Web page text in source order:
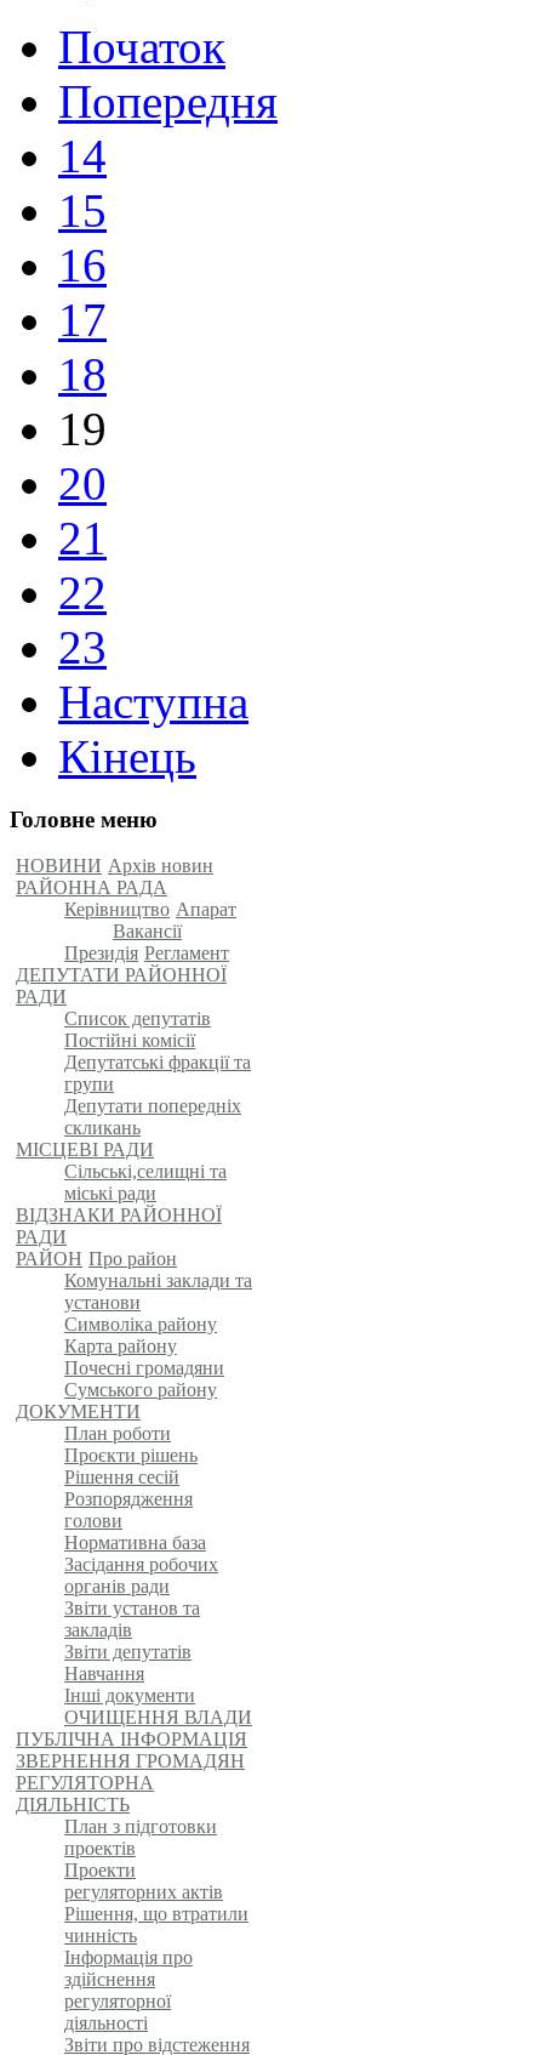
Початок
Попередня
14
15
16
17
18
19
20
21
22
23
Наступна
Кінець
Головне меню
НОВИНИ Архів новин
РАЙОННА РАДА
Керівництво Апарат
Вакансії
Президія Регламент
ДЕПУТАТИ РАЙОННОЇ
РАДИ
Список депутатів
Постійні комісії
Депутатські фракції та
групи
Депутати попередніх
скликань
МІСЦЕВІ РАДИ
Сільські,селищні та
міські ради
ВІДЗНАКИ РАЙОННОЇ
РАДИ
РАЙОН Про район
Комунальні заклади та
установи
Символіка району
Карта району
Почесні громадяни
Сумського району
ДОКУМЕНТИ
План роботи
Проєкти рішень
Рішення сесій
Розпорядження
голови
Нормативна база
Засідання робочих
органів ради
Звіти установ та
закладів
Звіти депутатів
Навчання
Інші документи
ОЧИЩЕННЯ ВЛАДИ
ПУБЛІЧНА ІНФОРМАЦІЯ
ЗВЕРНЕННЯ ГРОМАДЯН
РЕГУЛЯТОРНА
ДІЯЛЬНІСТЬ
План з підготовки
проектів
Проекти
регуляторних актів
Рішення, що втратили
чинність
Інформація про
здійснення
регуляторної
діяльності
Звіти про відстеження